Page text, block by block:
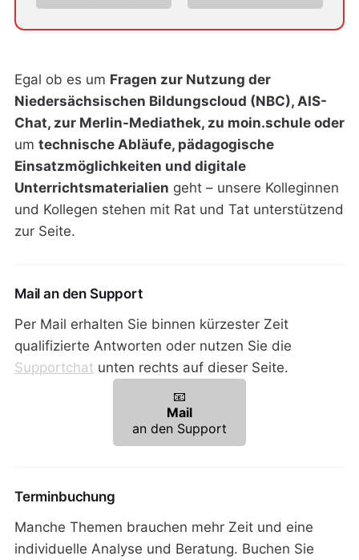
Egal ob es um Fragen zur Nutzung der
Niedersächsischen Bildungscloud (NBC), AIS-
Chat, zur Merlin-Mediathek, zu moin.schule oder
um technische Abläufe, pädagogische
Einsatzmöglichkeiten und digitale
Unterrichtsmaterialien geht – unsere Kolleginnen
und Kollegen stehen mit Rat und Tat unterstützend
zur Seite.
Mail an den Support
Per Mail erhalten Sie binnen kürzester Zeit
qualifizierte Antworten oder nutzen Sie die
Supportchat unten rechts auf dieser Seite.
📧
Mail
an den Support
Terminbuchung
Manche Themen brauchen mehr Zeit und eine
individuelle Analyse und Beratung. Buchen Sie